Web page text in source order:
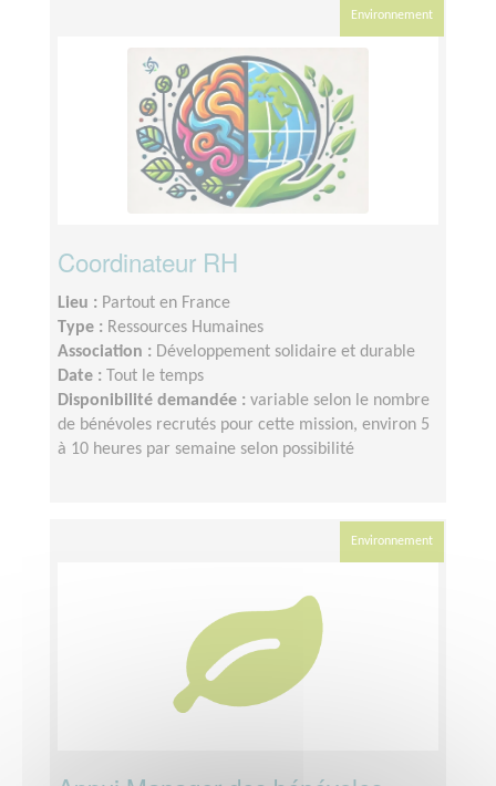
Environnement
Coordinateur RH
Lieu : Partout en France
Type : Ressources Humaines
Association : Développement solidaire et durable
Date :
Tout le temps
Disponibilité demandée : variable selon le nombre
de bénévoles recrutés pour cette mission, environ 5
à 10 heures par semaine selon possibilité
Environnement